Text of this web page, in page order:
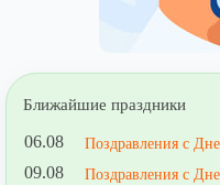
Ближайшие праздники
06.08 Поздравления с
09.08
Поздравления с